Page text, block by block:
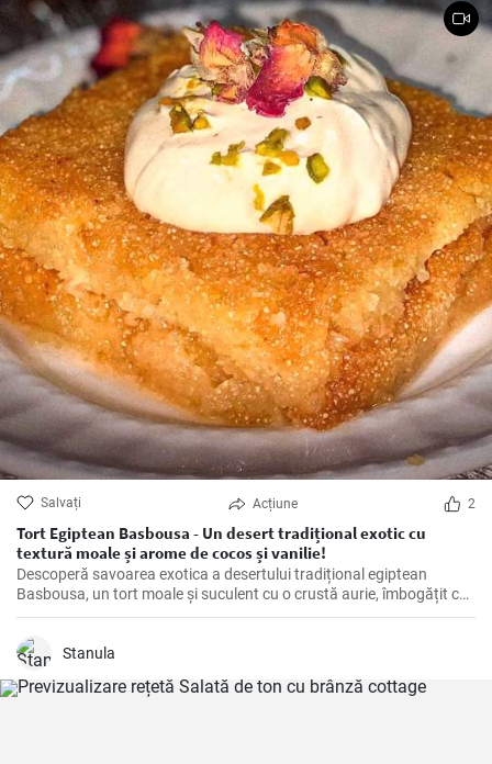
Salvați Acțiune 2
Tort Egiptean Basbousa - Un desert tradițional exotic cu
textură moale și arome de cocos și vanilie!
Descoperă savoarea exotica a desertului tradițional egiptean
Basbousa, un tort moale și suculent cu o crustă aurie, îmbogățit cu
arome intense de cocos și vanilie și înmuiat într-un sirop dulce și
Stanula